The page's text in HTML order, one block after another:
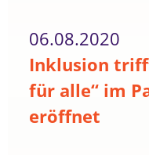
06.08.2020
Inklusion
für alle“ im
eröffnet